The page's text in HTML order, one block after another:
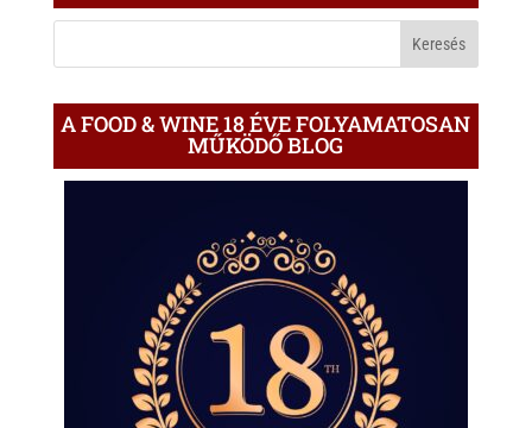
BLOGON
A FOOD & WINE 18 ÉVE FOLYAMATOSAN
MŰKÖDŐ BLOG